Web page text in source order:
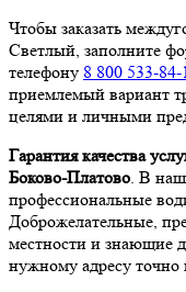
Чтобы заказать
Светлый, заполните
телефону 8 800 533-84-
приемлемый вариант
целями и личными
Гарантия качества
Боково-Платово. В
профессиональные
Доброжелательные,
местности и знающие
нужному адресу точно